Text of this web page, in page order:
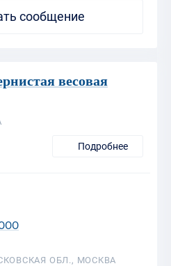
сообщение
весовая
Подробнее
ОБЛ., МОСКВА